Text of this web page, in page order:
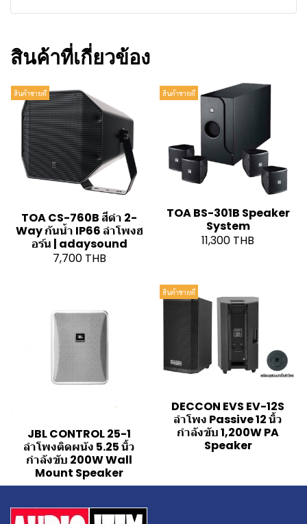
สินค้าที่เกี่ยวข้อง
สินค้าขายดี
TOA CS-760B สีดำ 2-
Way กันน้ำ IP66 ลำโพงฮ
อร์น | adaysound
7,700 THB
สินค้าขายดี
TOA BS-301B Speaker
System
11,300 THB
JBL CONTROL 25-1
ลำโพงติดผนัง 5.25 นิ้ว
กำลังขับ 200W Wall
Mount Speaker
สินค้าขายดี
DECCON EVS EV-12S
ลำโพง Passive 12 นิ้ว
กำลังขับ 1,200W PA
Speaker